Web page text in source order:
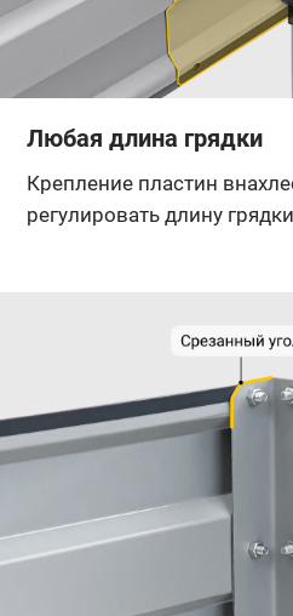
Любая длина грядки
Крепление пластин
регулировать длину